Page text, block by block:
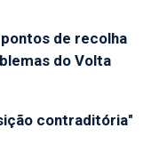
de recolha
do Volta
contraditória"